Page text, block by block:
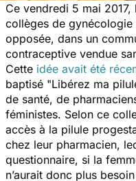
Ce vendredi 5 mai
collèges de
opposée, dans un
contraceptive vendue
Cette idée avait été
baptisé "Libérez ma
de santé, de
féministes. Selon ce
accès à la pilule
chez leur pharmacien,
questionnaire, si la
n’aurait donc plus